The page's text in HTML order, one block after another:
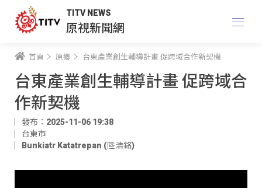
TITV NEWS
原視新聞網
首頁 原鄉 台東產業創生輔導計畫 促跨域合作新契機
台東產業創生輔導計畫 促跨域合
作新契機
發布：2025-11-06 19:38
台東市
Bunkiatr Katatrepan (陸浩銘)